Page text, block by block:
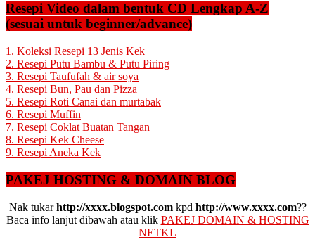
Resepi Video dalam bentuk CD Lengkap A-Z
(sesuai untuk beginner/advance)
1. Koleksi Resepi 13 Jenis Kek
2. Resepi Putu Bambu & Putu Piring
3. Resepi Taufufah & air soya
4. Resepi Bun, Pau dan Pizza
5. Resepi Roti Canai dan murtabak
6. Resepi Muffin
7. Resepi Coklat Buatan Tangan
8. Resepi Kek Cheese
9. Resepi Aneka Kek
PAKEJ HOSTING & DOMAIN BLOG
Nak tukarhttp://xxxx.blogspot.comkpd http://www.xxxx.com??
Baca info lanjut dibawah atau klik PAKEJ DOMAIN & HOSTING
NETKL